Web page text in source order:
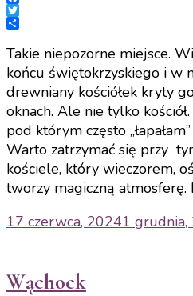
Facebook
Twitter
Share
Takie niepozorne miejsce.
końcu świętokrzyskiego i w
drewniany kościółek kryty
oknach. Ale nie tylko
pod którym często
Warto zatrzymać się przy
kościele, który wieczorem,
tworzy magiczną atmosferę.
17 czerwca, 20241 grudnia,
Wąchock